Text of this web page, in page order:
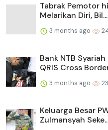
Tabrak Pemotor
Melarikan Diri, Bil...
3 months ago
Bank NTB
QRIS Cross
3 months ago
Keluarga Besar
Zulmansyah